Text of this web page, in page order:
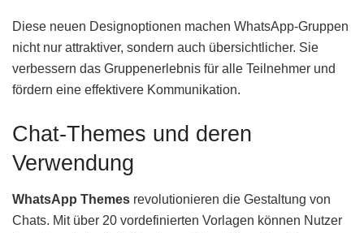
Diese neuen Designoptionen machen WhatsApp-Gruppen
nicht nur attraktiver, sondern auch übersichtlicher. Sie
verbessern das Gruppenerlebnis für alle Teilnehmer und
fördern eine effektivere Kommunikation.
Chat-Themes und deren
Verwendung
WhatsApp Themes revolutionieren die Gestaltung von
Chats. Mit über 20 vordefinierten Vorlagen können Nutzer